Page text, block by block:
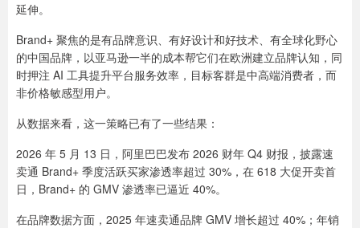
延伸。
Brand+ 聚焦的是有品牌意识、有好设计和好技术、有全球化野心
的中国品牌，以亚马逊一半的成本帮它们在欧洲建立品牌认知，同
时押注 AI 工具提升平台服务效率，目标客群是中高端消费者，而
非价格敏感型用户。
从数据来看，这一策略已有了一些结果：
2026 年 5 月 13 日，阿里巴巴发布 2026 财年 Q4 财报，披露速
卖通 Brand+ 季度活跃买家渗透率超过 30%，在 618 大促开卖首
日，Brand+ 的 GMV 渗透率已逼近 40%。
在品牌数据方面，2025 年速卖通品牌 GMV 增长超过 40%；年销